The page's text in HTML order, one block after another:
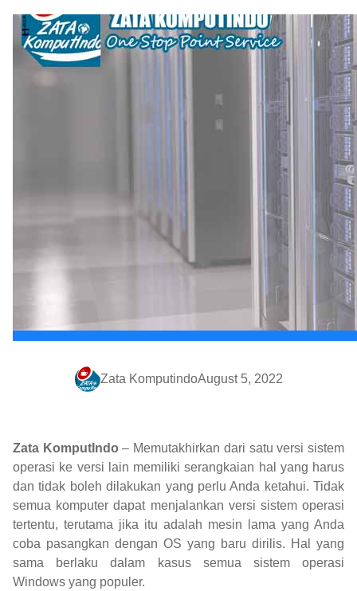
Zata KomputindoAugust 5, 2022
Zata KomputIndo – Memutakhirkan dari satu versi sistem
operasi ke versi lain memiliki serangkaian hal yang harus
dan tidak boleh dilakukan yang perlu Anda ketahui. Tidak
semua komputer dapat menjalankan versi sistem operasi
tertentu, terutama jika itu adalah mesin lama yang Anda
coba pasangkan dengan OS yang baru dirilis. Hal yang
sama berlaku dalam kasus semua sistem operasi
Windows yang populer.